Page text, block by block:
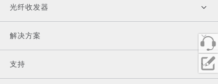
光纤收发器
解决方案
支持